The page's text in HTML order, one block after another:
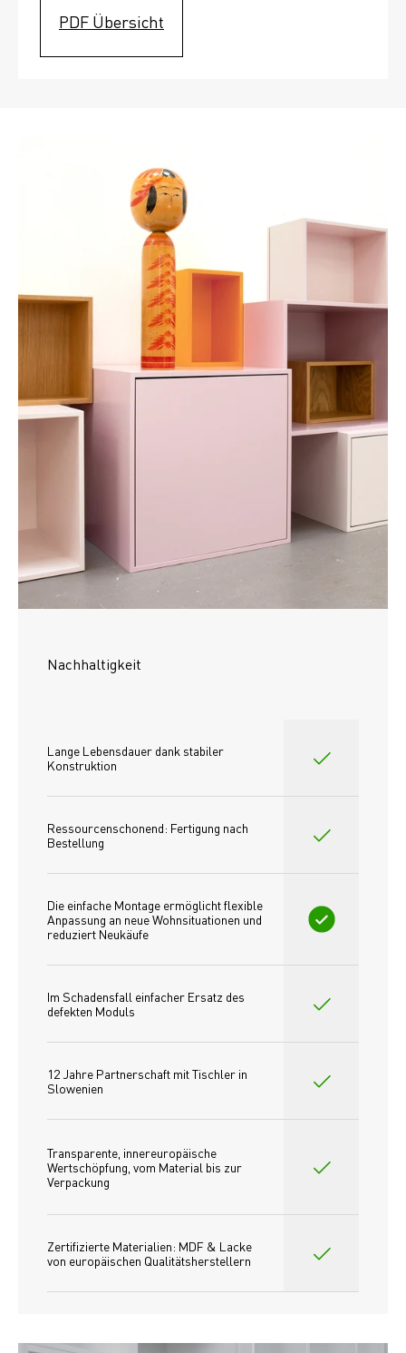
PDF Übersicht
Nachhaltigkeit
Lange Lebensdauer dank stabiler
Konstruktion
Ressourcenschonend: Fertigung nach
Bestellung
Die einfache Montage ermöglicht flexible
Anpassung an neue Wohnsituationen und
reduziert Neukäufe
Im Schadensfall einfacher Ersatz des
defekten Moduls
12 Jahre Partnerschaft mit Tischler in
Slowenien
Transparente, innereuropäische
Wertschöpfung, vom Material bis zur
Verpackung
Zertifizierte Materialien: MDF & Lacke
von europäischen Qualitätsherstellern